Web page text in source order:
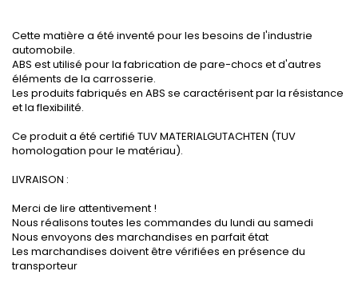
Cette matière a été inventé pour les besoins de l'industrie
automobile.
ABS est utilisé pour la fabrication de pare-chocs et d'autres
éléments de la carrosserie.
Les produits fabriqués en ABS se caractérisent par la résistance
et la flexibilité.
Ce produit a été certifié TUV MATERIALGUTACHTEN (TUV
homologation pour le matériau).
LIVRAISON :
Merci de lire attentivement !
Nous réalisons toutes les commandes du lundi au samedi
Nous envoyons des marchandises en parfait état
Les marchandises doivent être vérifiées en présence du
transporteur